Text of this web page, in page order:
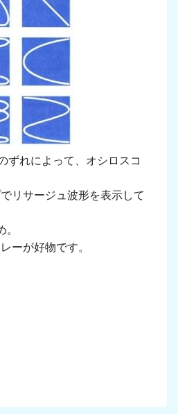
ずれによって、オシロスコ
リサージュ波形を表示して
ーが好物です。